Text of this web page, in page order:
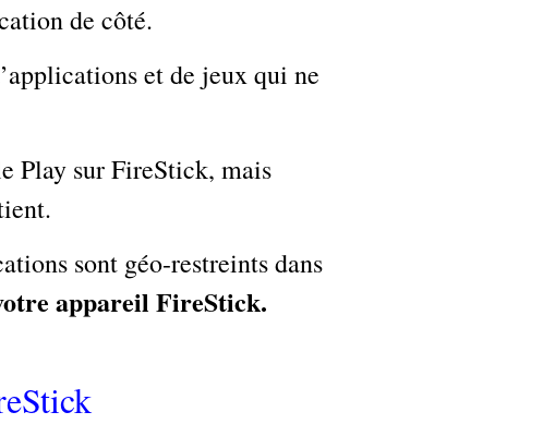
de côté.
et de jeux qui ne
Play sur FireStick, mais
sont géo-restreints dans
appareil FireStick.